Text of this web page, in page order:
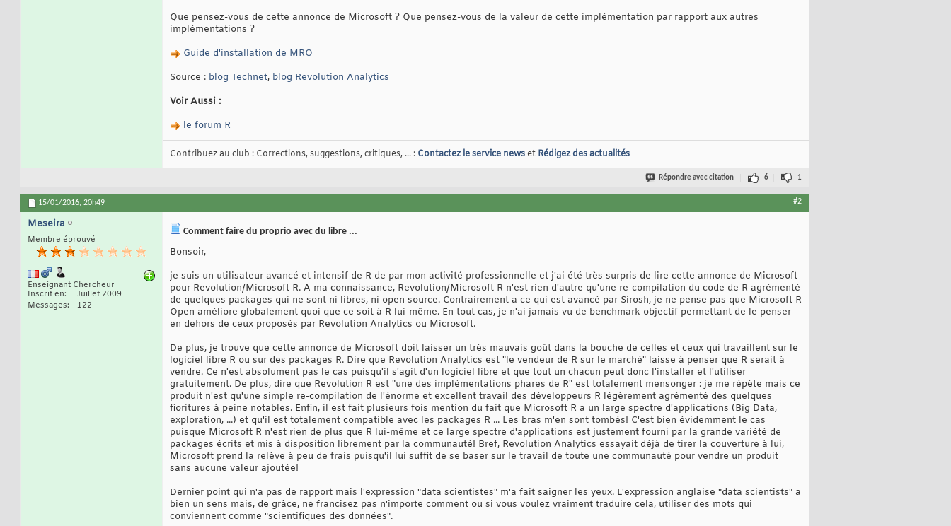
Que pensez-vous de cette annonce de Microsoft ? Que pensez-vous de la valeur de cette implémentation par rapport aux autres
implémentations ?
Guide d'installation de MRO
Source : blog Technet, blog Revolution Analytics
Voir Aussi :
le forum R
Contribuez au club : Corrections, suggestions, critiques, ... : Contactez le service newset Rédigez des actualités
Répondre avec citation 6 1
15/01/2016, 20h49 #2
Meseira
Membre éprouvé
Enseignant Chercheur
Inscrit en
Juillet 2009
Messages
122
Comment faire du proprio avec du libre ...
Bonsoir,
je suis un utilisateur avancé et intensif de R de par mon activité professionnelle et j'ai été très surpris de lire cette annonce de Microsoft
pour Revolution/Microsoft R. A ma connaissance, Revolution/Microsoft R n'est rien d'autre qu'une re-compilation du code de R agrémenté
de quelques packages qui ne sont ni libres, ni open source. Contrairement a ce qui est avancé par Sirosh, je ne pense pas que Microsoft R
Open améliore globalement quoi que ce soit à R lui-même. En tout cas, je n'ai jamais vu de benchmark objectif permettant de le penser
en dehors de ceux proposés par Revolution Analytics ou Microsoft.
De plus, je trouve que cette annonce de Microsoft doit laisser un très mauvais goût dans la bouche de celles et ceux qui travaillent sur le
logiciel libre R ou sur des packages R. Dire que Revolution Analytics est "le vendeur de R sur le marché" laisse à penser que R serait à
vendre. Ce n'est absolument pas le cas puisqu'il s'agit d'un logiciel libre et que tout un chacun peut donc l'installer et l'utiliser
gratuitement. De plus, dire que Revolution R est "une des implémentations phares de R" est totalement mensonger : je me répète mais ce
produit n'est qu'une simple re-compilation de l'énorme et excellent travail des développeurs R légèrement agrémenté des quelques
fioritures à peine notables. Enfin, il est fait plusieurs fois mention du fait que Microsoft R a un large spectre d'applications (Big Data,
exploration, ...) et qu'il est totalement compatible avec les packages R ... Les bras m'en sont tombés! C'est bien évidemment le cas
puisque Microsoft R n'est rien de plus que R lui-même et ce large spectre d'applications est justement fourni par la grande variété de
packages écrits et mis à disposition librement par la communauté! Bref, Revolution Analytics essayait déjà de tirer la couverture à lui,
Microsoft prend la relève à peu de frais puisqu'il lui suffit de se baser sur le travail de toute une communauté pour vendre un produit
sans aucune valeur ajoutée!
Dernier point qui n'a pas de rapport mais l'expression "data scientistes" m'a fait saigner les yeux. L'expression anglaise "data scientists" a
bien un sens mais, de grâce, ne francisez pas n'importe comment ou si vous voulez vraiment traduire cela, utiliser des mots qui
conviennent comme "scientifiques des données".